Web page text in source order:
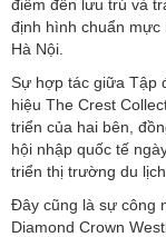
điểm đến lưu trú và
định hình chuẩn mực
Hà Nội.
Sự hợp tác giữa Tập
hiệu The Crest
triển của hai bên,
hội nhập quốc tế
triển thị trường du
Đây cũng là sự công
Diamond Crown